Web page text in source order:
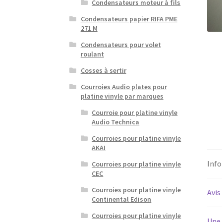
Condensateurs moteur à fils
Condensateurs papier RIFA PME
271 M
Condensateurs pour volet
roulant
Cosses à sertir
Courroies Audio plates pour
platine vinyle par marques
Courroie pour platine vinyle
Audio Technica
Courroies pour platine vinyle
AKAI
Courroies pour platine vinyle
CEC
Courroies pour platine vinyle
Continental Edison
Courroies pour platine vinyle